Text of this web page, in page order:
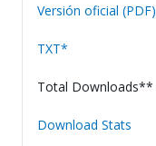
Versión oficial (PDF)
TXT*
Total Downloads**
Download Stats